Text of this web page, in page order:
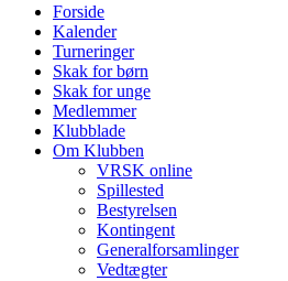
Forside
Kalender
Turneringer
Skak for børn
Skak for unge
Medlemmer
Klubblade
Om Klubben
VRSK online
Spillested
Bestyrelsen
Kontingent
Generalforsamlinger
Vedtægter